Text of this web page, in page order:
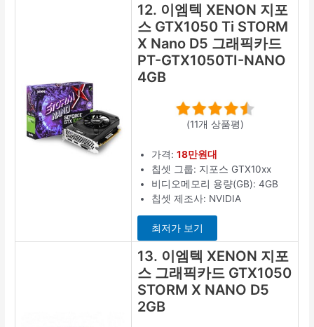
12. 이엠텍 XENON 지포
스 GTX1050 Ti STORM
X Nano D5 그래픽카드
PT-GTX1050TI-NANO
4GB
(11개 상품평)
가격:18만원대
칩셋 그룹: 지포스 GTX10xx
비디오메모리 용량(GB): 4GB
칩셋 제조사: NVIDIA
최저가 보기
13. 이엠텍 XENON 지포
스 그래픽카드 GTX1050
STORM X NANO D5
2GB